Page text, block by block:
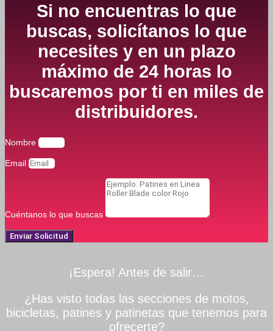
Si no encuentras lo que
buscas, solicítanos lo que
necesites y en un plazo
máximo de 24 horas lo
buscaremos por ti en miles de
distribuidores.
Nombre
Email
Cuéntanos lo que buscas
Enviar Solicitud
¡Espera! Antes de salir…
¿Has visto todas las secciones de motos,
bicicletas, patines y patinetas que tenemos para
ofrecerte?